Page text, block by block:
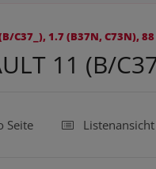
C37_), 1.7 (B37N, C73N),
11 (B/
Seite Listenansicht